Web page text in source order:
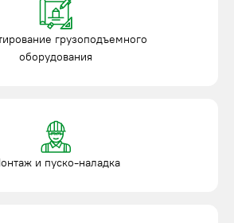
грузоподъемного
оборудования
и пуско-наладка